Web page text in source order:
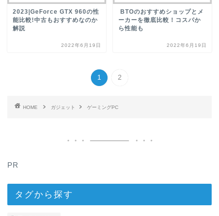
2023|GeForce GTX 960の性
能比較!中古もおすすめなのか
解説
2022年6月19日
BTOのおすすめショップとメ
ーカーを徹底比較！コスパか
ら性能も
2022年6月19日
1 2
HOME ガジェット ゲーミングPC
PR
タグから探す